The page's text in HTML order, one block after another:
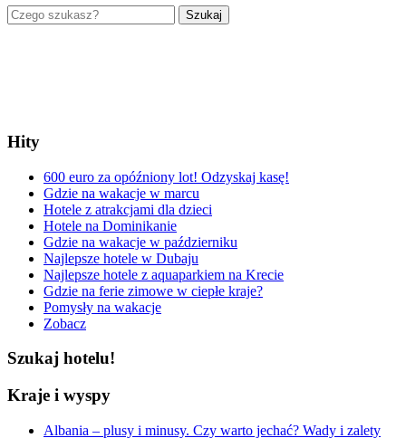
Szukaj
Hity
600 euro za opóźniony lot! Odzyskaj kasę!
Gdzie na wakacje w marcu
Hotele z atrakcjami dla dzieci
Hotele na Dominikanie
Gdzie na wakacje w październiku
Najlepsze hotele w Dubaju
Najlepsze hotele z aquaparkiem na Krecie
Gdzie na ferie zimowe w ciepłe kraje?
Pomysły na wakacje
Zobacz
Szukaj hotelu!
Kraje i wyspy
Albania – plusy i minusy. Czy warto jechać? Wady i zalety